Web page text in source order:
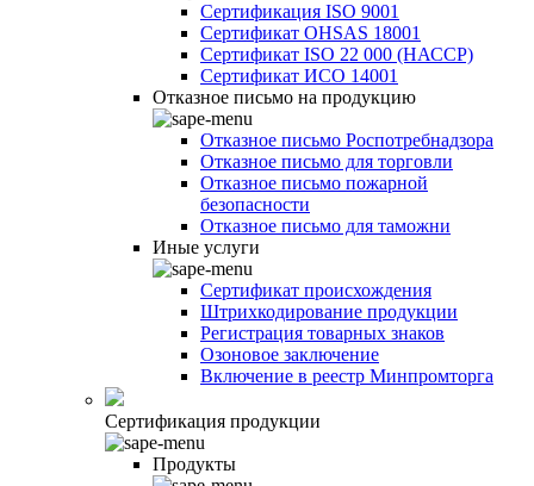
Сертификация ISO 9001
Сертификат OHSAS 18001
Сертификат ISO 22 000 (НАССР)
Сертификат ИСО 14001
Отказное письмо на продукцию
Отказное письмо Роспотребнадзора
Отказное письмо для торговли
Отказное письмо пожарной
безопасности
Отказное письмо для таможни
Иные услуги
Сертификат происхождения
Штрихкодирование продукции
Регистрация товарных знаков
Озоновое заключение
Включение в реестр Минпромторга
Сертификация продукции
Продукты